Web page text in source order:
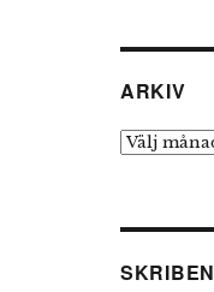
ARKIV
Arkiv